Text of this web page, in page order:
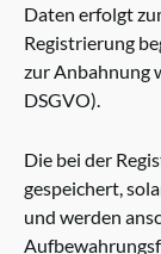
Daten erfolgt
Registrierung
zur Anbahnung
DSGVO).
Die bei der
gespeichert,
und werden